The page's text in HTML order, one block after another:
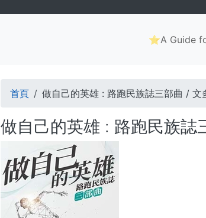
Main
navigation
⭐A Guide
導
連
結
首頁 做自己的英雄 : 路跑民族誌三部曲 / 文
做自己的英雄 : 路跑民族誌